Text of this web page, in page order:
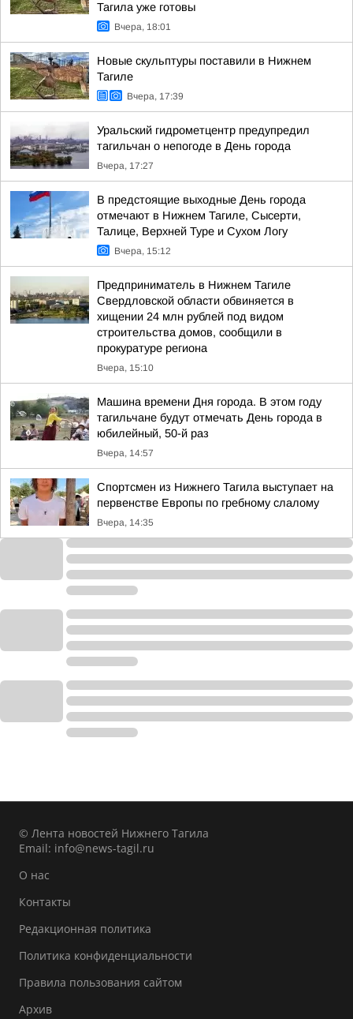
Тагила уже готовы
Вчера, 18:01
Новые скульптуры поставили в Нижнем
Тагиле
Вчера, 17:39
Уральский гидрометцентр предупредил
тагильчан о непогоде в День города
Вчера, 17:27
В предстоящие выходные День города
отмечают в Нижнем Тагиле, Сысерти,
Талице, Верхней Туре и Сухом Логу
Вчера, 15:12
Предприниматель в Нижнем Тагиле
Свердловской области обвиняется в
хищении 24 млн рублей под видом
строительства домов, сообщили в
прокуратуре региона
Вчера, 15:10
Машина времени Дня города. В этом году
тагильчане будут отмечать День города в
юбилейный, 50-й раз
Вчера, 14:57
Спортсмен из Нижнего Тагила выступает на
первенстве Европы по гребному слалому
Вчера, 14:35
© Лента новостей Нижнего Тагила
Email: info@news-tagil.ru
О нас
Контакты
Редакционная политика
Политика конфиденциальности
Правила пользования сайтом
Архив